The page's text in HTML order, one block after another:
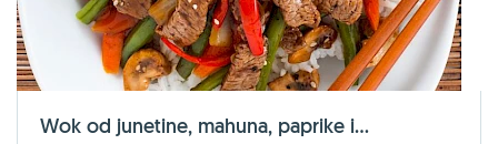
Wok od junetine, mahuna, paprike i...